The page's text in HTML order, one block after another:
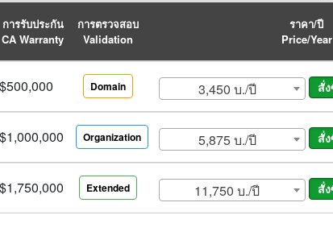
การรับประกัน
CA Warranty
การตรวจสอบ
Validation
ราคา/ปี
Price/Year
$500,000 Domain 3,450 บ./ปี
$1,000,000 Organization 5,875 บ./ปี
$1,750,000 Extended 11,750 บ./ปี